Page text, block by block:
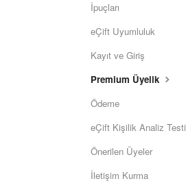
İpuçları
eÇift Uyumluluk
Kayıt ve Giriş
Premium Üyelik
Ödeme
eÇift Kişilik Analiz Testi
Önerilen Üyeler
İletişim Kurma